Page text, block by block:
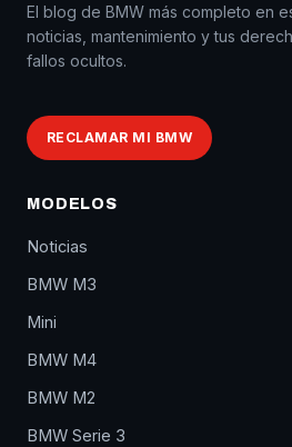
El blog de BMW más completo en
noticias, mantenimiento y tus
fallos ocultos.
RECLAMAR MI BMW
MODELOS
Noticias
BMW M3
Mini
BMW M4
BMW M2
BMW Serie 3